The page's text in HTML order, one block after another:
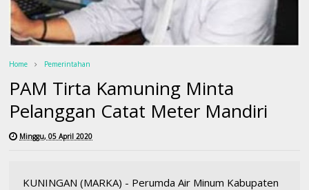
Home Pemerintahan
PAM Tirta Kamuning Minta
Pelanggan Catat Meter Mandiri
Minggu, 05 April 2020
KUNINGAN (MARKA) - Perumda Air Minum Kabupaten